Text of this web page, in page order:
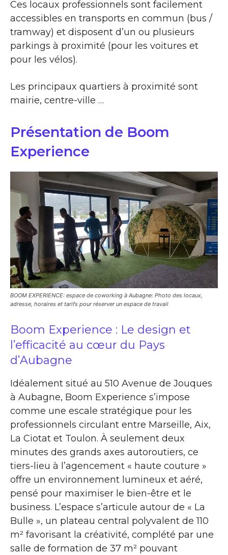
Ces locaux professionnels sont facilement
accessibles en transports en commun (bus /
tramway) et disposent d’un ou plusieurs
parkings à proximité (pour les voitures et
pour les vélos).
Les principaux quartiers à proximité sont
mairie, centre-ville …
Présentation de Boom
Experience
BOOM EXPERIENCE: espace de coworking à Aubagne: Photo des locaux,
adresse, horaires et tarifs pour réserver un espace de travail
Boom Experience : Le design et
l’efficacité au cœur du Pays
d’Aubagne
Idéalement situé au 510 Avenue de Jouques
à Aubagne, Boom Experience s’impose
comme une escale stratégique pour les
professionnels circulant entre Marseille, Aix,
La Ciotat et Toulon. À seulement deux
minutes des grands axes autoroutiers, ce
tiers-lieu à l’agencement « haute couture »
offre un environnement lumineux et aéré,
pensé pour maximiser le bien-être et le
business. L’espace s’articule autour de « La
Bulle », un plateau central polyvalent de 110
m² favorisant la créativité, complété par une
salle de formation de 37 m² pouvant